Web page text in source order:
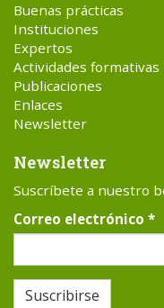
Buenas prácticas
Instituciones
Expertos
Actividades formativas
Publicaciones
Enlaces
Newsletter
Newsletter
Suscríbete a nuestro
Correo electrónico *
Suscribirse